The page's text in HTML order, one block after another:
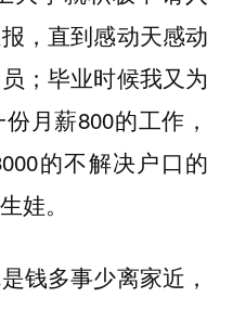
，直到感动天感动
；毕业时候我又为
月薪800的工作，
的不解决户口的
娃。
钱多事少离家近，